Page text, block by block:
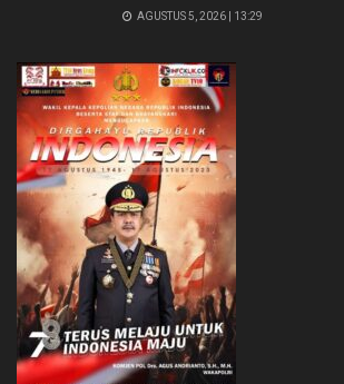
AGUSTUS 5, 2026 | 13:29